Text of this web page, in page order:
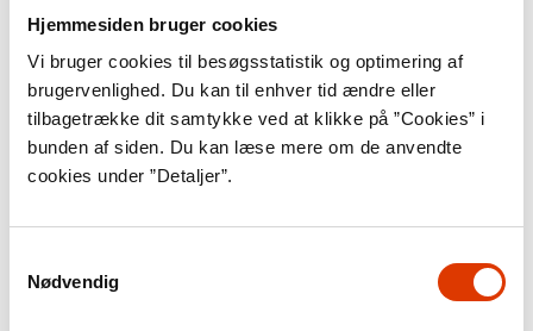
Hjemmesiden bruger cookies
Vi bruger cookies til besøgsstatistik og optimering af
brugervenlighed. Du kan til enhver tid ændre eller
tilbagetrække dit samtykke ved at klikke på ”Cookies” i
bunden af siden. Du kan læse mere om de anvendte
cookies under ”Detaljer”.
Nødvendig
svært ved at finde politisk fodfæste efter
Den Kolde Krigs afslutning og
Sovjetunionens opløsning.
Enhedslistens forskellige holdninger var
samlet i dels et kapitalismeopgør, dels et
ønske om en aktiv dansk miljøpolitik.
Desuden kæmpede partiet for blandt
mere ligestilling, nej til fremmedhad